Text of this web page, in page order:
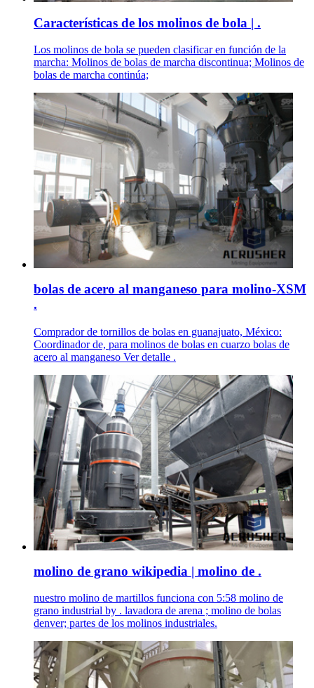
Características de los molinos de bola | .
Los molinos de bola se pueden clasificar en función de la
marcha: Molinos de bolas de marcha discontinua; Molinos de
bolas de marcha continúa;
bolas de acero al manganeso para molino-XSM
.
Comprador de tornillos de bolas en guanajuato, México:
Coordinador de, para molinos de bolas en cuarzo bolas de
acero al manganeso Ver detalle .
molino de grano wikipedia | molino de .
nuestro molino de martillos funciona con 5:58 molino de
grano industrial by . lavadora de arena ; molino de bolas
denver; partes de los molinos industriales.